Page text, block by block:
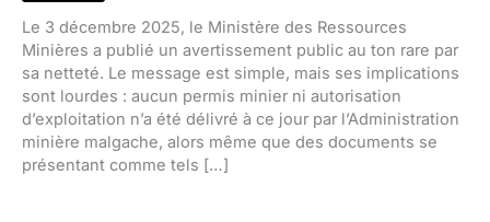
Le 3 décembre 2025, le Ministère des Ressources
Minières a publié un avertissement public au ton rare par
sa netteté. Le message est simple, mais ses implications
sont lourdes : aucun permis minier ni autorisation
d’exploitation n’a été délivré à ce jour par l’Administration
minière malgache, alors même que des documents se
présentant comme tels […]